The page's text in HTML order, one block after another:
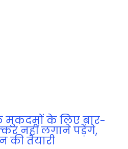
मुकदमों के लिए बार-
नहीं लगाने पड़ेंगे,
की तैयारी